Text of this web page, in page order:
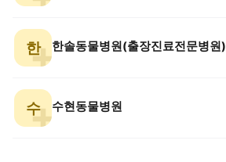
한 한솔동물병원(출장진료전문병원)
수 수현동물병원